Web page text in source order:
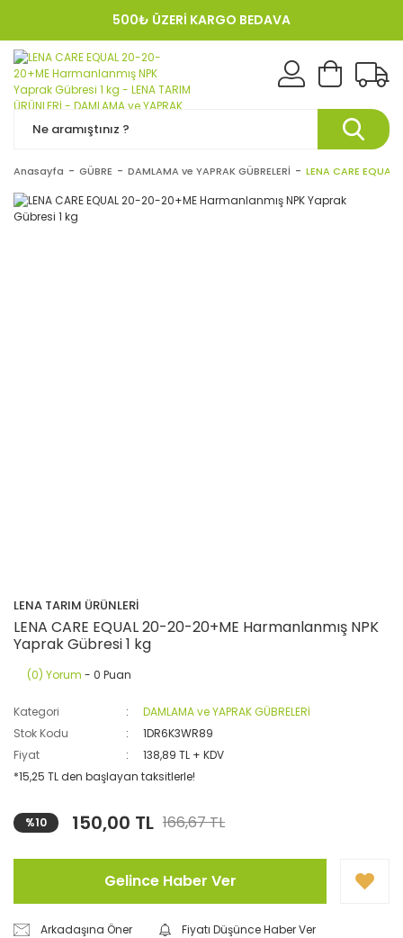
500₺ ÜZERİ KARGO BEDAVA
KREDI KARTINA 12 TAKSIT!
Anasayfa GÜBRE DAMLAMA ve YAPRAK GÜBRELERİ LENA CARE
LENA TARIM ÜRÜNLERİ
LENA CARE EQUAL 20-20-20+ME Harmanlanmış NPK
Yaprak Gübresi 1 kg
(0) Yorum - 0 Puan
Kategori
DAMLAMA ve YAPRAK GÜBRELERİ
Stok Kodu
1DR6K3WR89
Fiyat
138,89 TL + KDV
*15,25 TL den başlayan taksitlerle!
%10 150,00 TL 166,67 TL
Gelince Haber Ver
Arkadaşına Öner
Fiyatı Düşünce Haber Ver